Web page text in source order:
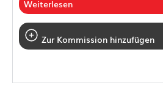
Weiterlesen
Zur Kommission hinzufügen